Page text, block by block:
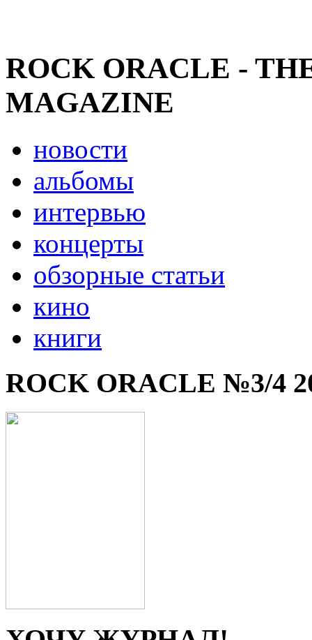
ROCK ORACLE -
MAGAZINE
новости
альбомы
интервью
концерты
обзорные статьи
кино
книги
ROCK ORACLE №3/4